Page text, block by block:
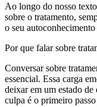
Ao longo do nosso
sobre o tratamento,
o seu
Por que falar sobre
Conversar sobre
essencial. Essa carga
deixar em um estado de
culpa é o primeiro